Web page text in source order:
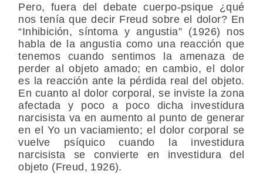
Pero, fuera del debate cuerpo-psique ¿qué
nos tenía que decir Freud sobre el dolor? En
“Inhibición, síntoma y angustia” (1926) nos
habla de la angustia como una reacción que
tenemos cuando sentimos la amenaza de
perder al objeto amado; en cambio, el dolor
es la reacción ante la pérdida real del objeto.
En cuanto al dolor corporal, se inviste la zona
afectada y poco a poco dicha investidura
narcisista va en aumento al punto de generar
en el Yo un vaciamiento; el dolor corporal se
vuelve psíquico cuando la investidura
narcisista se convierte en investidura del
objeto (Freud, 1926).